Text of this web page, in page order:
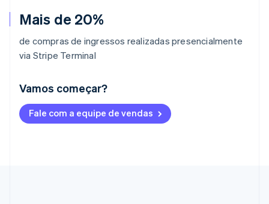
Mais de 20%
de compras de ingressos realizadas presencialmente
via Stripe Terminal
Vamos começar?
Fale com a equipe de vendas
DeutschEnglish
Austrália